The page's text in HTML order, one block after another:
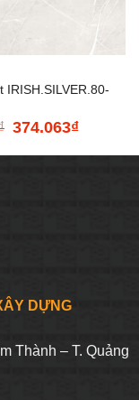
IRISH.SILVER.80-
Giá
374.063₫Giá
DỰNG
Thành – T. Quảng